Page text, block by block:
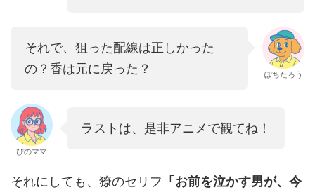
それで、狙った配線は正しかった
の？香は元に戻った？
ぽちたろう
ぴのママ
ラストは、是非アニメで観てね！
それにしても、獠のセリフ 「お前を泣かす男が、今